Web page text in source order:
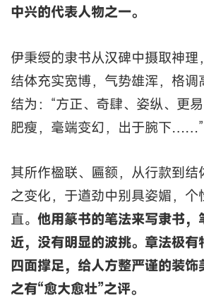
中兴的代表人物之一。
伊秉绶的隶书从汉碑中摄取神理
结体充实宽博，气势雄浑，格调
结为：“方正、奇肆、姿纵、更易
肥瘦，毫端变幻，出于腕下……”
其所作楹联、匾额，从行款到
之变化，于遒劲中别具姿媚，个
直。 他用篆书的笔法来写隶书，
近，没有明显的波挑。章法极有
四面撑足，给人方整严谨的装
之有“愈大愈壮”之评。